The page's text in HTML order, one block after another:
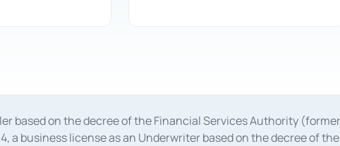
based on the decree of the Financial Services Authority
a business license as an Underwriter based on the decree of